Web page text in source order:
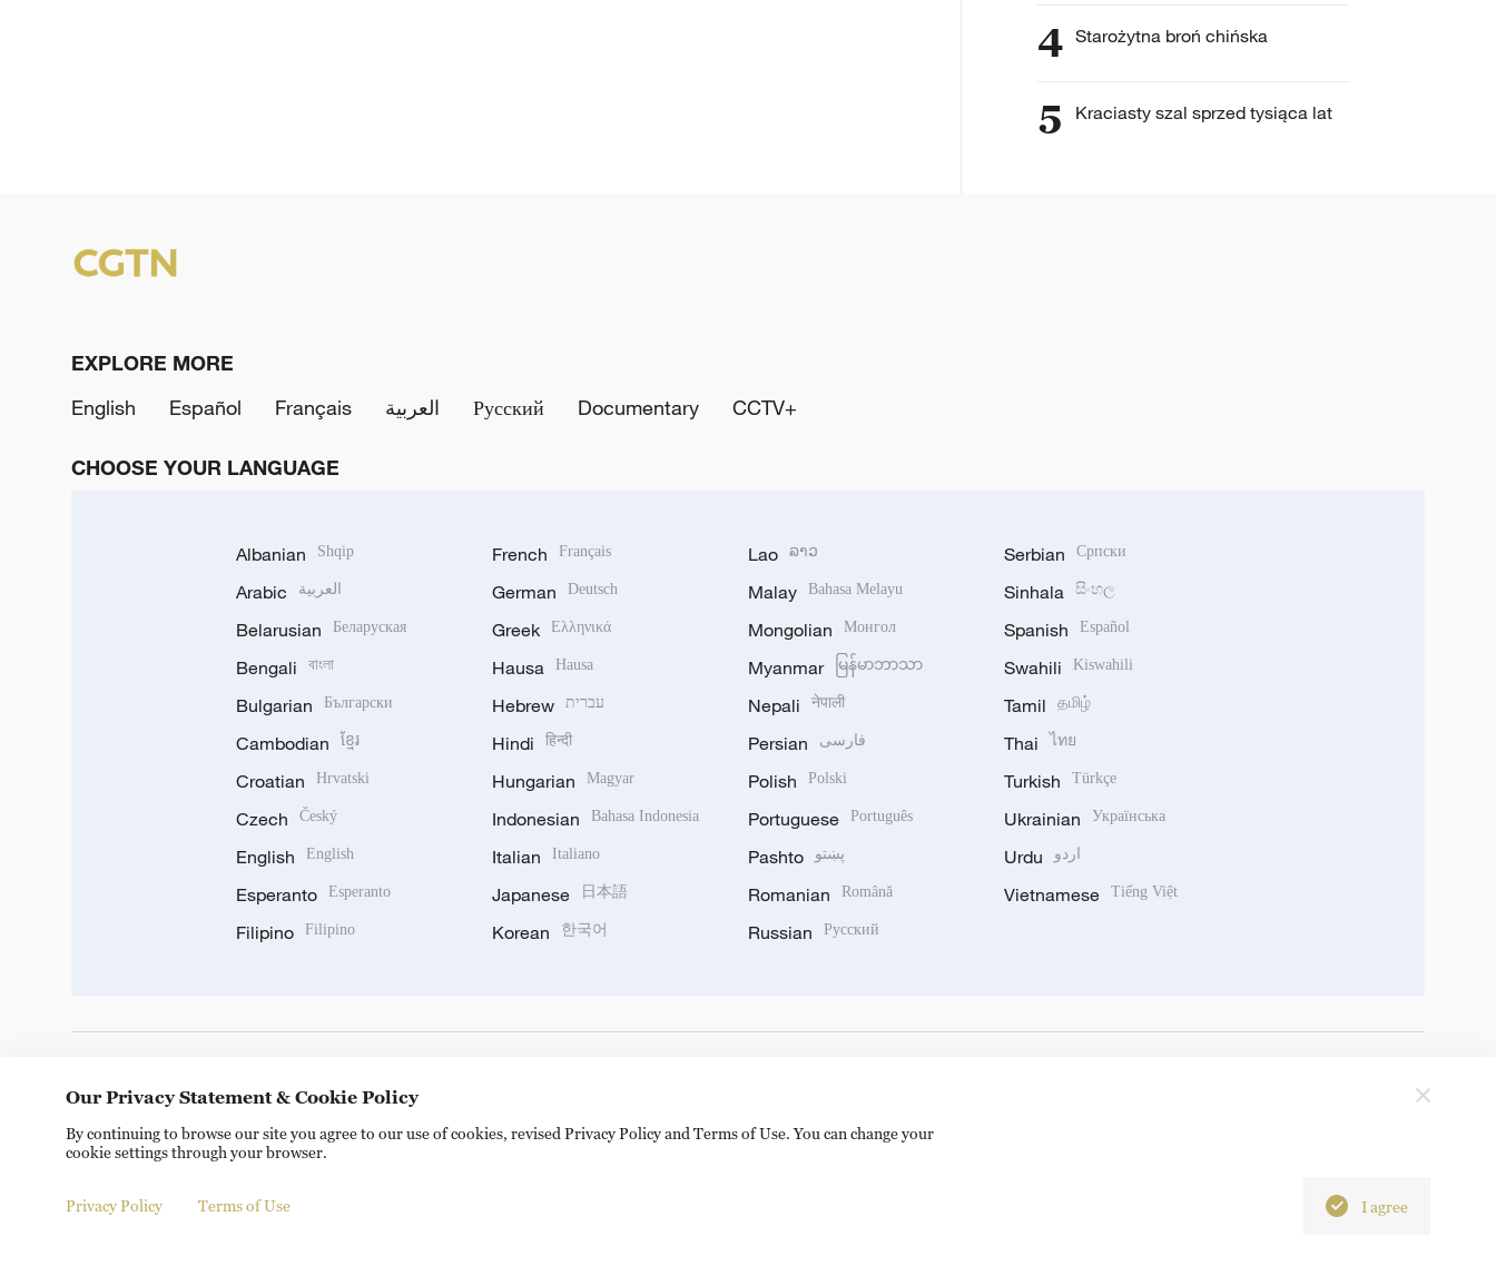
4 Starożytna broń chińska
5 Kraciasty szal sprzed tysiąca lat
EXPLORE MORE
English
Español Français العربية Русский Documentary CCTV+
CHOOSE YOUR LANGUAGE
Albanian Shqip
Arabic العربية
Belarusian Беларуская
Bengali বাংলা
Bulgarian Български
Cambodian ខ្មែរ
Croatian Hrvatski
Czech Český
English English
Esperanto Esperanto
Filipino Filipino
French Français
German Deutsch
Greek Ελληνικά
Hausa Hausa
Hebrew עברית
Hindi हिन्दी
Hungarian Magyar
Indonesian Bahasa Indonesia
Italian Italiano
Japanese 日本語
Korean 한국어
Lao ລາວ
Malay Bahasa Melayu
Mongolian Монгол
Myanmar မြန်မာဘာသာ
Nepali नेपाली
Persian فارسی
Polish Polski
Portuguese Português
Pashto پښتو
Romanian Română
Russian Русский
Serbian Српски
Sinhala සිංහල
Spanish Español
Swahili Kiswahili
Tamil தமிழ்
Thai ไทย
Turkish Türkçe
Ukrainian Українська
Urdu اردو
Vietnamese Tiếng Việt
Copyright © 2024 CGTN. 京ICP备20000184号
Our Privacy Statement & Cookie Policy
By continuing to browse our site you agree to our use of cookies, revised Privacy Policy and Terms of Use. You can change your
cookie settings through your browser.
Privacy Policy Terms of Use I agree